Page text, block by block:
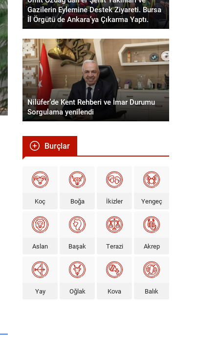
Gazilerin Eylemine Destek Ziyareti. Bursa
İl Örgütü de Ankara’ya Çıkarma Yaptı.
Nilüfer’de Kent Rehberi ve İmar Durumu
Sorgulama yenilendi
Burçlar
Koç Boğa İkizler Yengeç
Aslan Başak Terazi Akrep
Yay Oğlak Kova Balık